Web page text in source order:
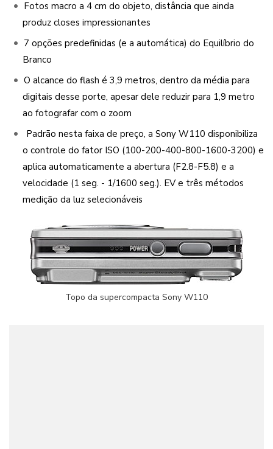
Fotos macro a 4 cm do objeto, distância que ainda
produz closes impressionantes
7 opções predefinidas (e a automática) do Equilíbrio do
Branco
O alcance do flash é 3,9 metros, dentro da média para
digitais desse porte, apesar dele reduzir para 1,9 metro
ao fotografar com o zoom
Padrão nesta faixa de preço, a Sony W110 disponibiliza
o controle do fator ISO (100-200-400-800-1600-3200) e
aplica automaticamente a abertura (F2.8-F5.8) e a
velocidade (1 seg. - 1/1600 seg.). EV e três métodos
medição da luz selecionáveis
Topo da supercompacta Sony W110